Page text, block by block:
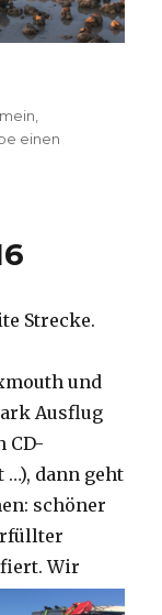
einen
Strecke.
und
Ausflug
CD-
dann geht
schöner
Wir